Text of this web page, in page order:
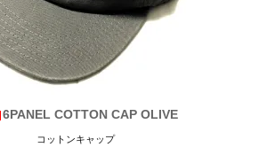
6PANEL COTTON CAP OLIVE
コットンキャップ